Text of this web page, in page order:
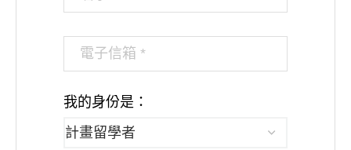
我的身份是：